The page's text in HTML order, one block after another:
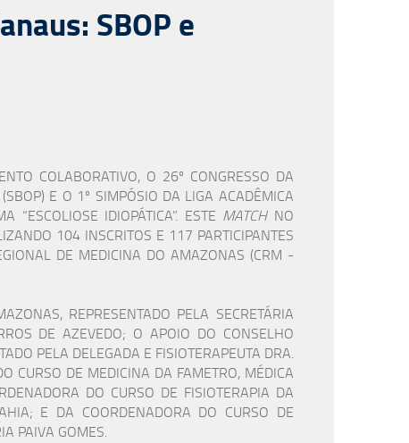
SBOP e
COLABORATIVO, O 26º CONGRESSO DA
E O 1º SIMPÓSIO DA LIGA ACADÊMICA
IDIOPÁTICA”. ESTE MATCHNO
104 INSCRITOS E 117 PARTICIPANTES
DE MEDICINA DO AMAZONAS (CRM -
REPRESENTADO PELA SECRETÁRIA
DE AZEVEDO; O APOIO DO CONSELHO
PELA DELEGADA E FISIOTERAPEUTA DRA.
CURSO DE MEDICINA DA FAMETRO, MÉDICA
DO CURSO DE FISIOTERAPIA DA
E DA COORDENADORA DO CURSO DE
PAIVA GOMES.